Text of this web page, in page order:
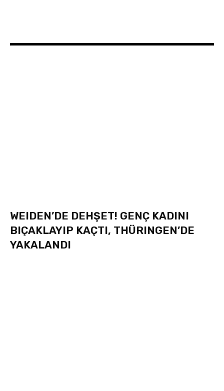
WEIDEN’DE DEHŞET! GENÇ KADINI
BIÇAKLAYIP KAÇTI, THÜRINGEN’DE
YAKALANDI